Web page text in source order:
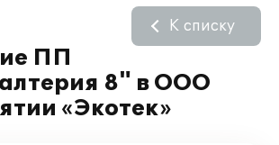
ПП
8" в ООО
«Экотек»
К списку